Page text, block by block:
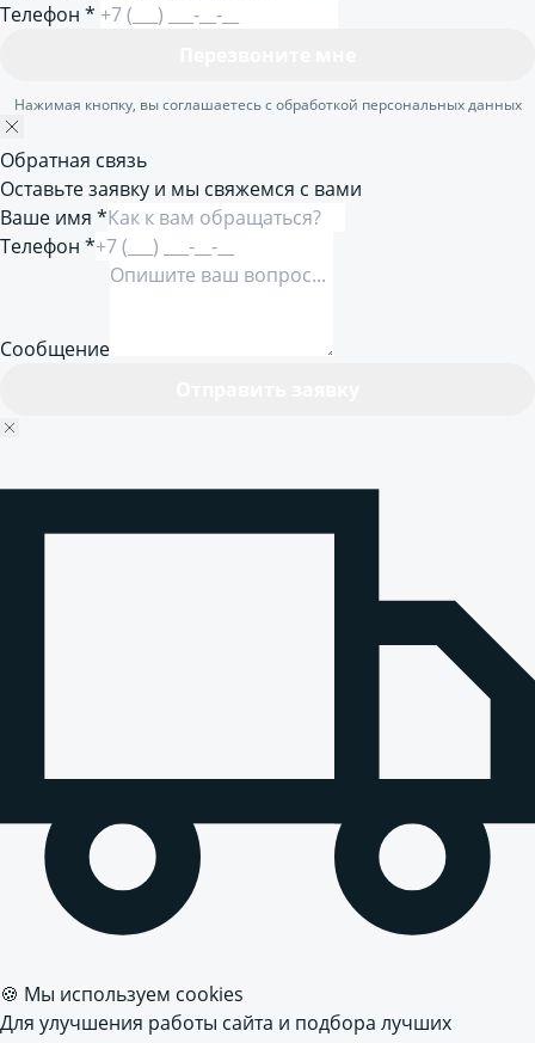
Телефон *
Нажимая кнопку, вы соглашаетесь с обработкой персональных данных
Обратная связь
Оставьте заявку и мы свяжемся с вами
Ваше имя *
Телефон *
Сообщение
🍪 Мы используем cookies
Для улучшения работы сайта и подбора лучших